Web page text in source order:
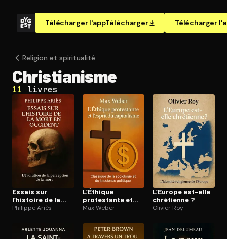
Télécharger l'appTélécharger Télécharger
Religion et spi­ri­tua­li­té
Chris­tia­nisme
11 livres
Essais sur
l’histoire de la
mort en Occident
Philippe Ariès
L’Éthique
protestante et
l’esprit du
Max Weber
L’Europe est-elle
chrétienne ?
Olivier Roy